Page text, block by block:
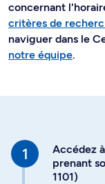
concernant
critères de
naviguer dans le
notre équipe.
Accédez
prenant
1101)